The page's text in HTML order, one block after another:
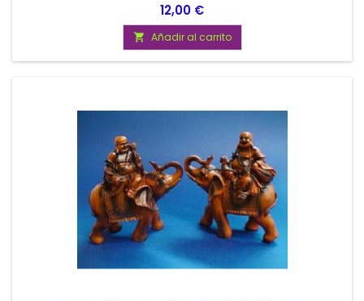
Precio
12,00 €
 Añadir al carrito